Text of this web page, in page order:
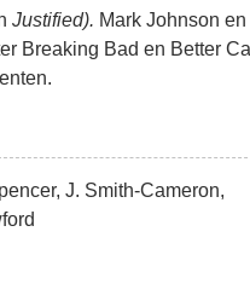
Justified). Mark Johnson en
Breaking Bad en Better
J. Smith-Cameron,